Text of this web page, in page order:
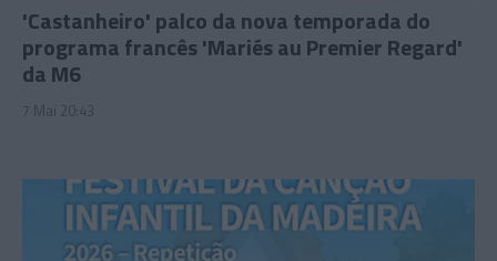
'Castanheiro' palco da nova temporada do
programa francês 'Mariés au Premier Regard'
da M6
7 Mai 20:43